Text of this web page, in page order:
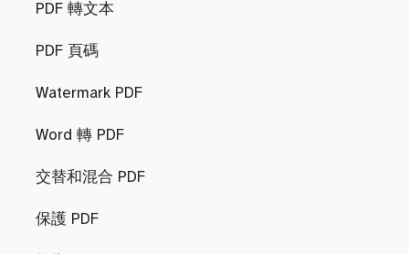
PDF 轉文本
PDF 頁碼
Watermark PDF
Word 轉 PDF
交替和混合 PDF
保護 PDF